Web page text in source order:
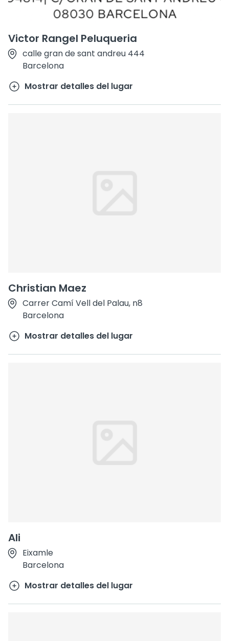
Victor Rangel Peluqueria
calle gran de sant andreu 444
Barcelona
Mostrar detalles del lugar
Christian Maez
Carrer Camí Vell del Palau, n8
Barcelona
Mostrar detalles del lugar
Ali
Eixamle
Barcelona
Mostrar detalles del lugar